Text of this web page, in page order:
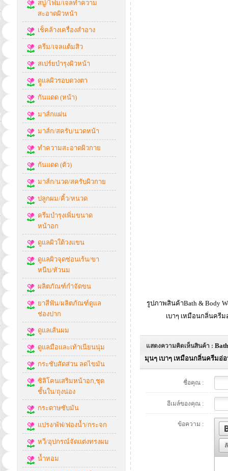
สบู่/โฟม/เจลทำความ
สะอาดผิวหน้า
เช็คล้างเครื่องสำอาง
ครีม/เจลแต้มสิว
สเปร์ยบำรุงผิวหน้า
ดููแลผิวรอบดวงตา
กันแดด (หน้า)
มาส์กแผ่น
มาส์ก/สครับ/นวดหน้า
ทำความสะอาดผิวกาย
กันแดด (ตัว)
มาส์ก/นวด/สครับผิวกาย
ปลูกผม/คิ้ว/หนวด
ครีมบำรุงเพิ่มขนาด
หน้าอก
ดูแลผิวใต้วงแขน
ดูแลผิวจุดซ่อนเร้น/ขา
หนีบ/หัวนม
ผลิตภัณฑ์กำจัดขน
ยาสีฟัน/ผลิตภัณฑ์ดูแล
ช่องปาก
ดูแลเส้นผม
ดูแลมือและเท้าเนียนนุ่ม
กระชับสัดส่วน ลดไขมัน
ซิลิโคนเสริมหน้าอก,ชุด
ชั้นใน/ถุงน่อง
กระดาษซับมัน
แปรง/พัฟ/ฟองน้ำ/กระจก
หวี/อุปกรณ์จัดแต่งทรงผม
น้ำหอม
รูปภาพสินค้าBath & Body
เบาๆ เหมือนกลิ่นครี
แสดงความคิดเห็นสินค้า :
มุนๆ เบาๆ เหมือนกลิ่นครีมอ่
ชื่อคุณ :
อีเมล์ของคุณ :
ข้อความ :